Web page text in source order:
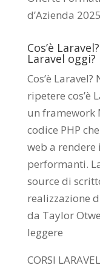
d’Azienda
Cos’è
Laravel oggi?
Cos’è
ripetere cos’è
un framework
codice PHP
web a
performanti.
source di
realizzazione
da Taylor
leggere
CORSI